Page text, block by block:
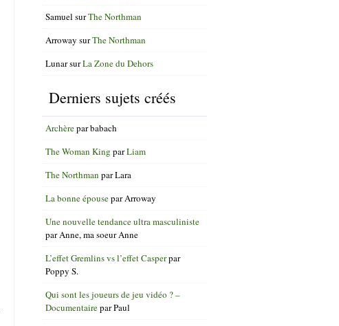
Samuel surThe Northman
Arroway surThe Northman
LunarsurLa Zone du Dehors
Derniers sujets créés
Archèreparbabach
The Woman King parLiam
The Northman parLara
La bonne épouseparArroway
Une nouvelle tendance ultra masculiniste
parAnne, ma soeur Anne
L’effet Gremlins vs l’effet Casperpar
Poppy S.
Qui sont les joueurs de jeu vidéo ? –
DocumentaireparPaul